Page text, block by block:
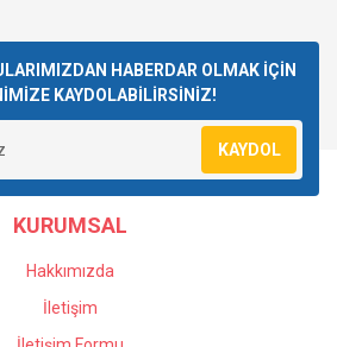
Yorum Yaz
iletebilirsiniz.
teşekkür ederiz.
bozuk veya görüntülenemiyor.
eksik bilgiler bulunuyor.
bulunuyor.
daha pahalı.
HABERDAR OLMAK İÇİN
KAYDOLABİLİRSİNİZ!
KAYDOL
KURUMSAL
Hakkımızda
İletişim